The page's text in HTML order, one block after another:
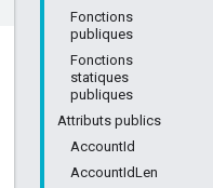
Fonctions
publiques
Fonctions
statiques
publiques
Attributs publics
AccountId
AccountIdLen